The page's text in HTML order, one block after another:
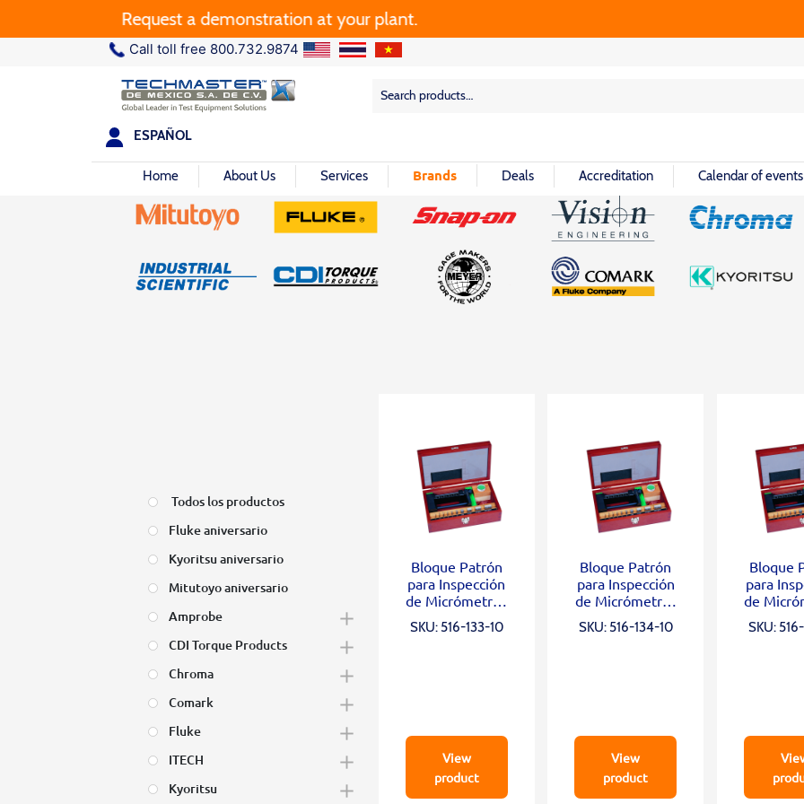
Request a demonstration at your plant.
Call toll free 800.732.9874
Search
Search
ESPAÑOL
Home About Us Services Brands Deals Accreditation Calendar of events
Bloque Patrón
para Inspección
de Micrómetros
de Acero Grado
1, 10 Blocks, Opt.
SKU: 516-133-10
View
product
Bloque Patrón
para Inspección
de Micrómetros
de Acero Grado
2, 10 Blocks, Opt.
SKU: 516-134-10
View
product
Bloque
para
de
de
0, 10
SKU:
Todos los productos
Fluke aniversario
Kyoritsu aniversario
Mitutoyo aniversario
Amprobe
CDI Torque Products
Chroma
Comark
Fluke
ITECH
Kyoritsu